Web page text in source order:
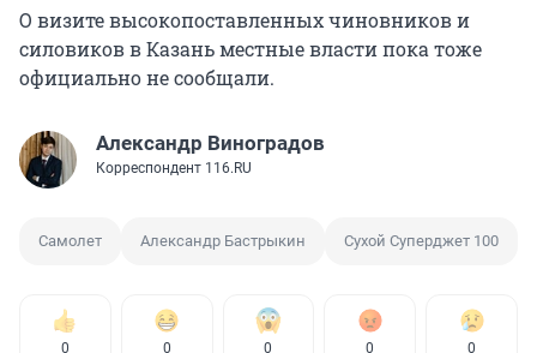
О визите высокопоставленных чиновников и
силовиков в Казань местные власти пока тоже
официально не сообщали.
Александр Виноградов
Корреспондент 116.RU
Самолет Александр Бастрыкин Сухой Суперджет 100
0 0 0 0 0